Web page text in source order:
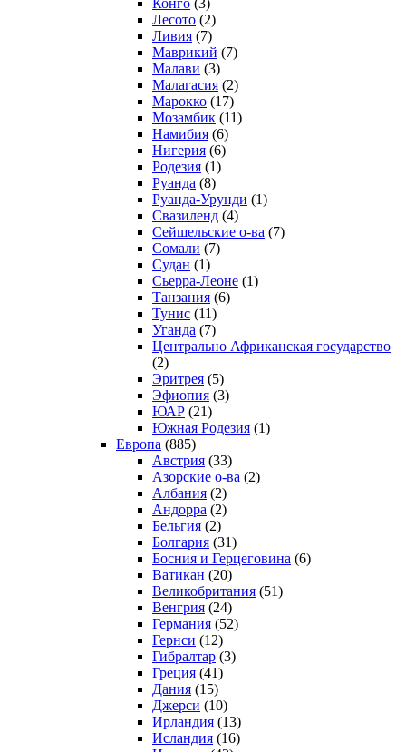
Лесото (2)
Ливия (7)
Маврикий (7)
Малави (3)
Малагасия (2)
Марокко (17)
Мозамбик (11)
Намибия (6)
Нигерия (6)
Родезия (1)
Руанда (8)
Руанда-Урунди (1)
Свазиленд (4)
Сейшельские о-ва (7)
Сомали (7)
Судан (1)
Сьерра-Леоне (1)
Танзания (6)
Тунис (11)
Уганда (7)
Центрально Африканская государство
(2)
Эритрея (5)
Эфиопия (3)
ЮАР (21)
Южная Родезия (1)
Европа (885)
Австрия (33)
Азорские о-ва (2)
Албания (2)
Андорра (2)
Бельгия (2)
Болгария (31)
Босния и Герцеговина (6)
Ватикан (20)
Великобритания (51)
Венгрия (24)
Германия (52)
Гернси (12)
Гибралтар (3)
Греция (41)
Дания (15)
Джерси (10)
Ирландия (13)
Исландия (16)